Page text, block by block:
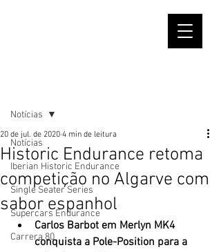
Notícias
Iberian Historic Endurance
Single Seater Series
Supercars Endurance
Carrera 80
Notícias
Historic Endurance retoma
competição no Algarve com
sabor espanhol
20 de jul. de 2020 4 min de leitura
Carlos Barbot em Merlyn MK4
conquista a Pole-Position para a